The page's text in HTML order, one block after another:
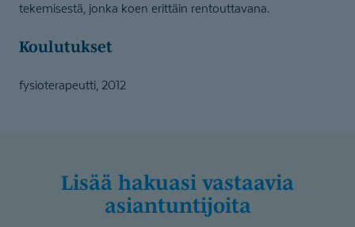
tekemisestä, jonka koen erittäin rentouttavana.
Koulutukset
fysioterapeutti, 2012
Lisää hakuasi vastaavia
asiantuntijoita